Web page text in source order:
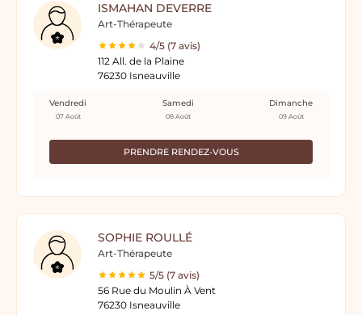
ISMAHAN DEVERRE
Art-Thérapeute
4/5 (7 avis)
112 All. de la Plaine
76230 Isneauville
PRENDRE RENDEZ-VOUS
Vendredi
07 Août
Samedi
08 Août
Dimanche
09 Août
SOPHIE ROULLÉ
Art-Thérapeute
5/5 (7 avis)
56 Rue du Moulin À Vent
76230 Isneauville